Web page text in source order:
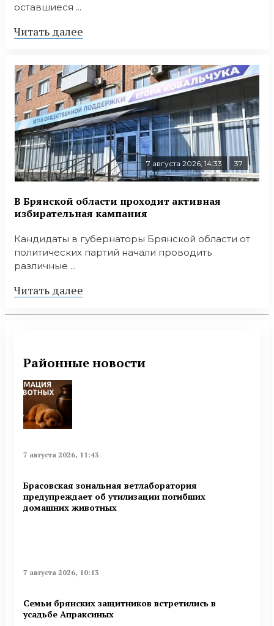
оставшиеся ...
Читать далее
7 августа 2026, 14:33 37
В Брянской области проходит активная
избирательная кампания
Кандидаты в губернаторы Брянской области от
политических партий начали проводить
различные ...
Читать далее
Районные новости
7 августа 2026, 11:43
Брасовская зональная ветлаборатория
предупреждает об утилизации погибших
домашних животных
7 августа 2026, 10:13
Семьи брянских защитников встретились в
усадьбе Апраксиных